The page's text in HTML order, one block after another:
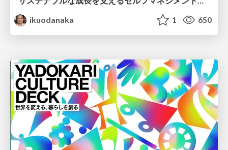
ikuodanaka
1 650